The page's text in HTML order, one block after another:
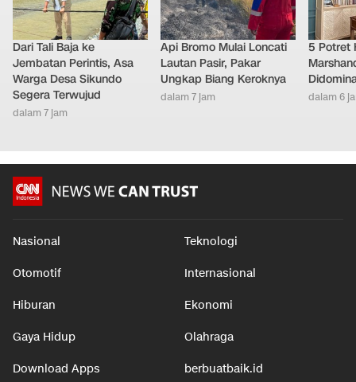
Dari Tali Baja ke
Jembatan Perintis, Asa
Warga Desa Sikundo
Segera Terwujud
dalam 7 jam
Api Bromo Mulai Loncati
Lautan Pasir, Pakar
Ungkap Biang Keroknya
dalam 7 jam
5 Potret
dalam 6
Nasional Teknologi
Otomotif Internasional
Hiburan Ekonomi
Gaya Hidup Olahraga
Download Apps berbuatbaik.id